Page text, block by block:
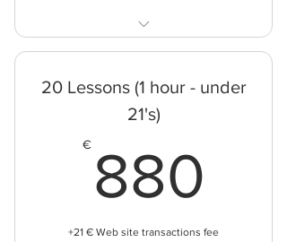
20 Lessons (1 hour - under
21's)
€ 880
+21 € Web site transactions fee